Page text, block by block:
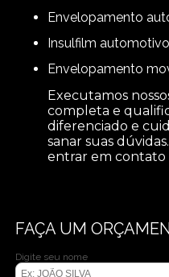
envelopamento
insulfilm automotivo
envelopamento
Executamos
completa e
diferenciado e
sanar suas
entrar em contato
FAÇA UM
Digite seu nome